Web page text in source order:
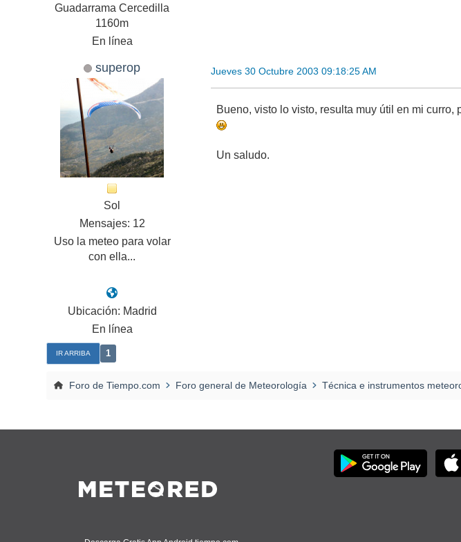
Guadarrama Cercedilla
1160m
En línea
superop
Sol
Mensajes: 12
Uso la meteo para volar
con ella...
Ubicación: Madrid
En línea
Jueves 30 Octubre 2003 09:18:25 AM
Bueno, visto lo visto, resulta muy útil en mi
Un saludo.
IR ARRIBA 1
Foro de Tiempo.com Foro general de Meteorología Técnica e instrumentos